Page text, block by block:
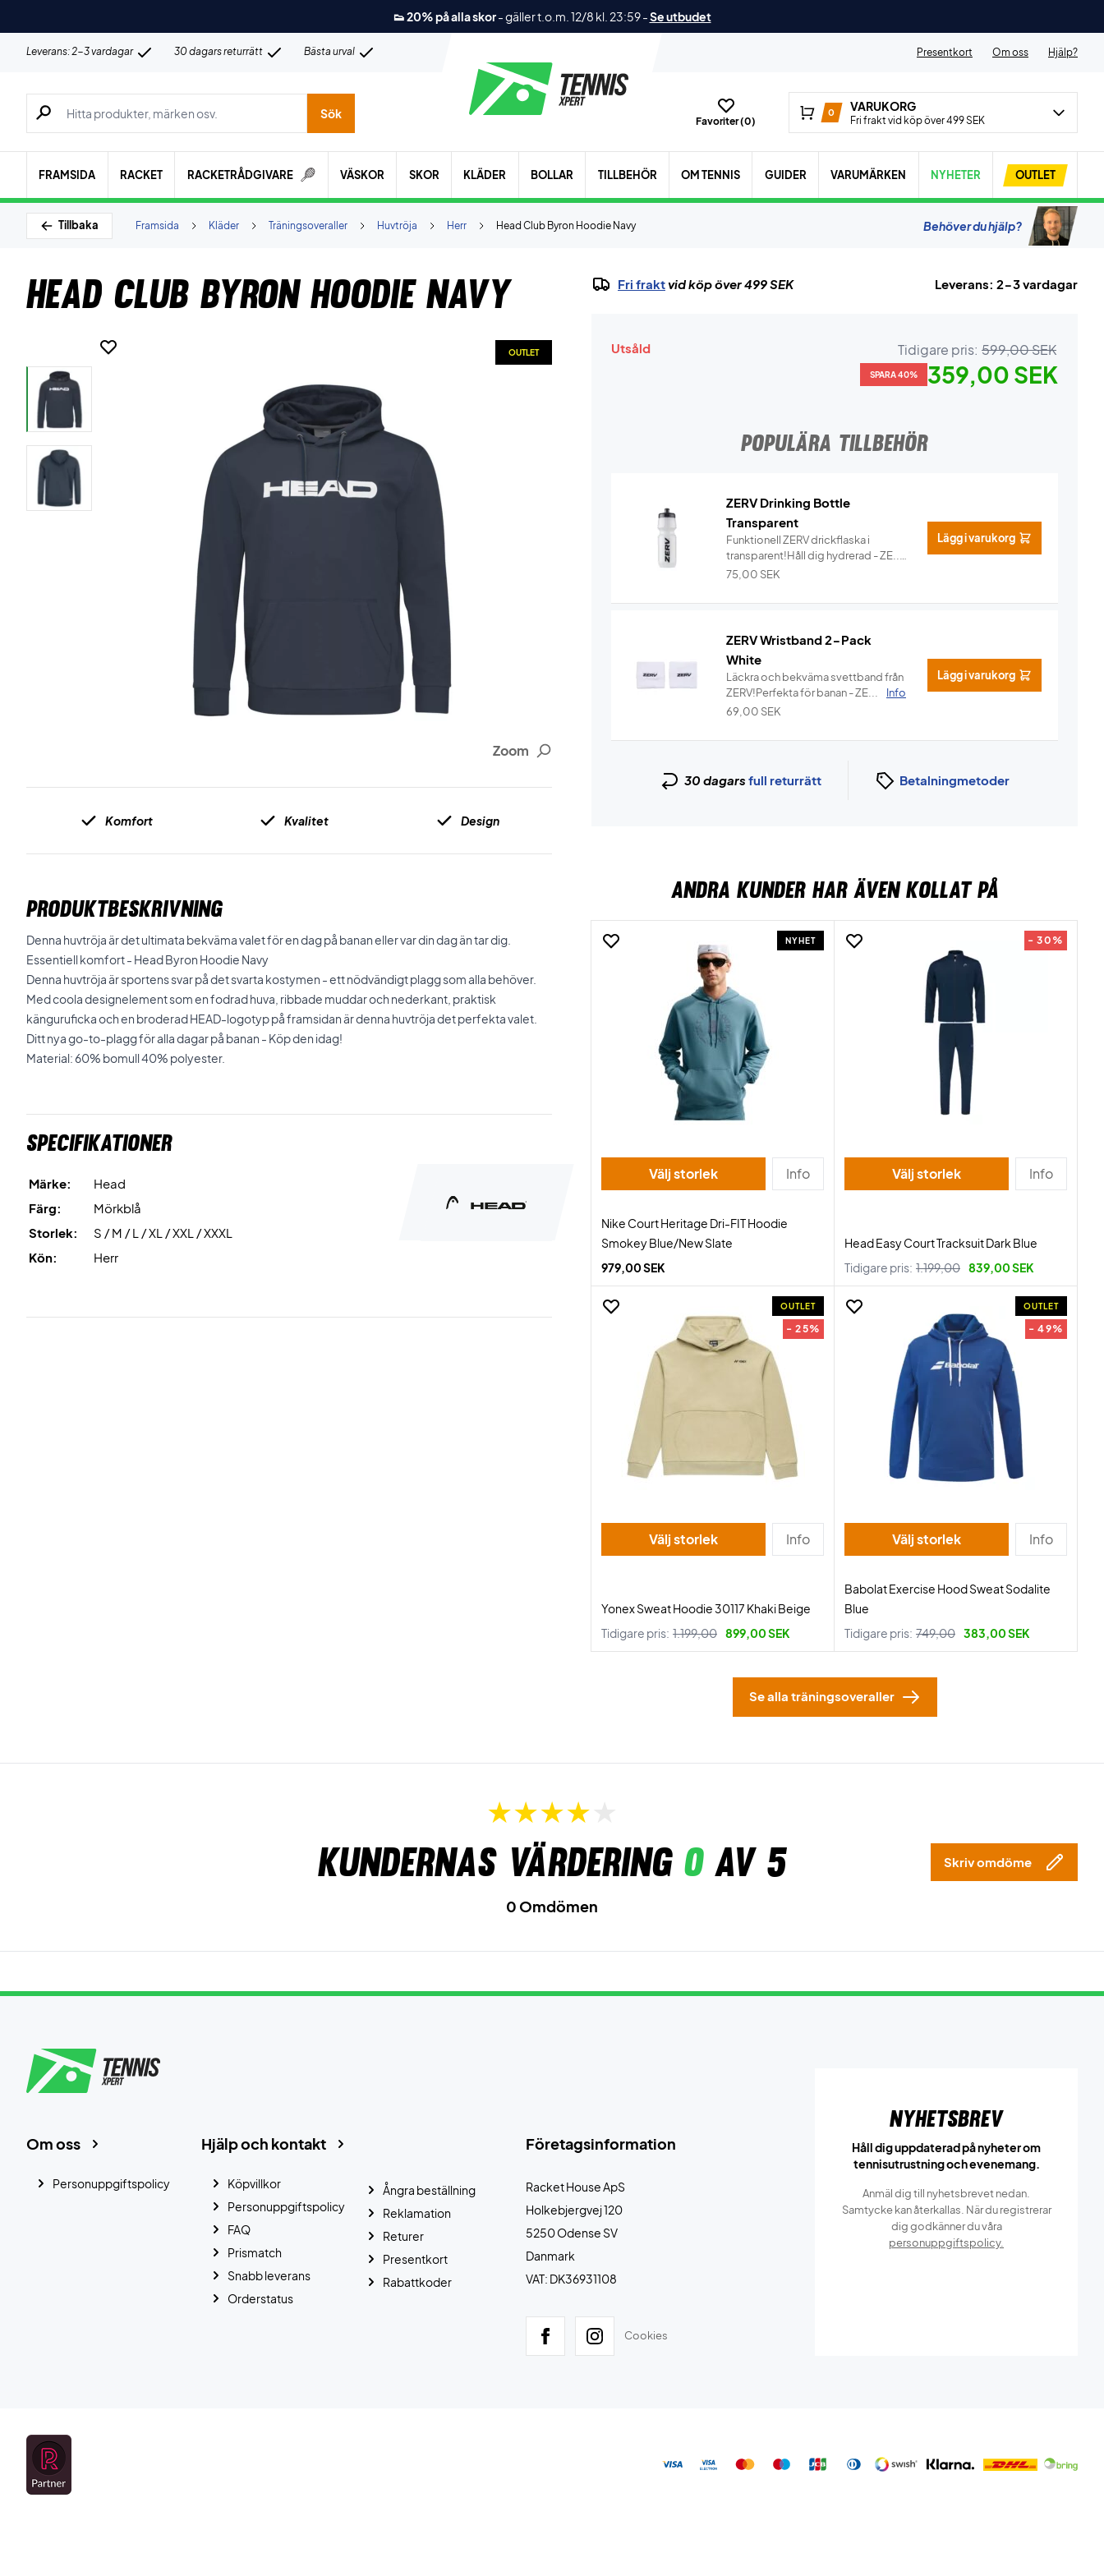
👟 20% på alla skor-gäller t.o.m. 12/8 kl. 23:59-Se utbudet
Leverans: 2-3 vardagar 30 dagars returrätt Bästa urval Presentkort Om oss Hjälp?
Sök efter produkter, märken osv.
Sök
Favoriter (0)
0 VARUKORG
Fri frakt vid köp över 499 SEK
FRAMSIDA RACKET RACKETRÅDGIVARE VÄSKOR SKOR KLÄDER BOLLAR TILLBEHÖR OM TENNIS GUIDER VARUMÄRKEN NYHETER OUTLET
Tillbaka Head Club Byron Hoodie Navy
Herr
Huvtröja
Träningsoveraller
Kläder
Framsida Behöver du hjälp?
Head Club Byron Hoodie Navy
Zoom
OUTLET
Komfort Kvalitet Design
PRODUKTBESKRIVNING
Denna huvtröja är det ultimata bekväma valet för en dag på banan eller var din dag än tar dig.
Essentiell komfort - Head Byron Hoodie Navy
Denna huvtröja är sportens svar på det svarta kostymen - ett nödvändigt plagg som alla behöver.
Med coola designelement som en fodrad huva, ribbade muddar och nederkant, praktisk
känguruficka och en broderad HEAD-logotyp på framsidan är denna huvtröja det perfekta valet.
Ditt nya go-to-plagg för alla dagar på banan - Köp den idag!
Material: 60% bomull 40% polyester.
Specifikationer
Märke:
Head
Färg:
Mörkblå
Storlek:
S / M / L / XL / XXL / XXXL
Kön:
Herr
Fri fraktvid köp över 499 SEK Leverans: 2-3 vardagar
Utsåld Tidigare pris: 599,00 SEK
SPARA 40% 359,00 SEK
POPULÄRA TILLBEHÖR
ZERV Drinking Bottle
Transparent
Funktionell ZERV drickflaska i
transparent!Håll dig hydrerad - ZE...
Info
75,00 SEK
Lägg i varukorg
ZERV Wristband 2-Pack
White
Läckra och bekväma svettband från
ZERV!Perfekta för banan - ZE...
Info
69,00 SEK
Lägg i varukorg
30 dagars full returrätt Betalningmetoder
ANDRA KUNDER HAR ÄVEN KOLLAT PÅ
NYHET
Välj storlek Info
Nike Court Heritage Dri-FIT Hoodie
Smokey Blue/New Slate
979,00 SEK
- 30%
Välj storlek Info
Head Easy Court Tracksuit Dark Blue
Tidigare pris: 1.199,00 839,00 SEK
OUTLET
- 25%
Välj storlek Info
Yonex Sweat Hoodie 30117 Khaki Beige
Tidigare pris: 1.199,00 899,00 SEK
OUTLET
- 49%
Välj storlek Info
Babolat Exercise Hood Sweat Sodalite
Blue
Tidigare pris: 749,00 383,00 SEK
Se alla träningsoveraller
Kundernas värdering 0av 5 Skriv omdöme
0 Omdömen
Företagsinformation
Racket House ApS
Holkebjergvej 120
5250 Odense SV
Danmark
VAT: DK36931108
Cookies
Hjälp och kontakt
Köpvillkor
Personuppgiftspolicy
FAQ
Prismatch
Snabb leverans
Orderstatus
Ångra beställning
Reklamation
Returer
Presentkort
Rabattkoder
Om oss
Personuppgiftspolicy
Nyhetsbrev
Håll dig uppdaterad på nyheter om
tennisutrustning och evenemang.
Anmäl dig till nyhetsbrevet nedan.
Samtycke kan återkallas. När du registrerar
dig godkänner du våra
personuppgiftspolicy.